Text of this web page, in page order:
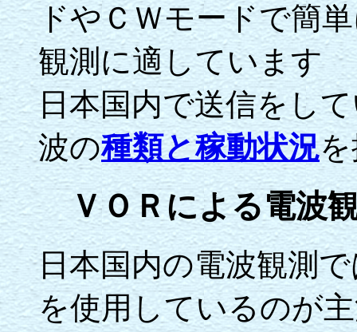
ドやＣＷモードで簡
観測に適しています
日本国内で送信をし
波の種類と稼動状況
ＶＯＲによる電波観
日本国内の電波観測
を使用しているのが